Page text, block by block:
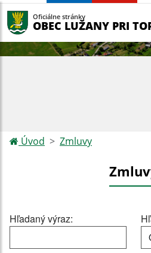
Oficiálne stránky
OBEC LUŽANY PRI
Úvod Zmluvy
Hľadaný výraz: